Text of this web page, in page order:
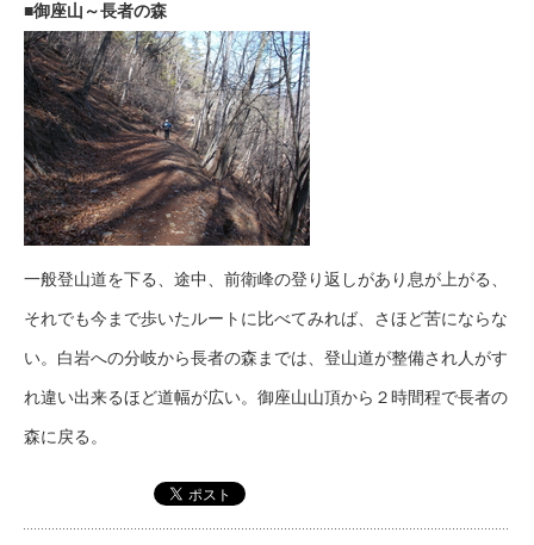
■御座山～長者の森
一般登山道を下る、途中、前衛峰の登り返しがあり息が上がる、
それでも今まで歩いたルートに比べてみれば、さほど苦にならな
い。白岩への分岐から長者の森までは、登山道が整備され人がす
れ違い出来るほど道幅が広い。御座山山頂から２時間程で長者の
森に戻る。